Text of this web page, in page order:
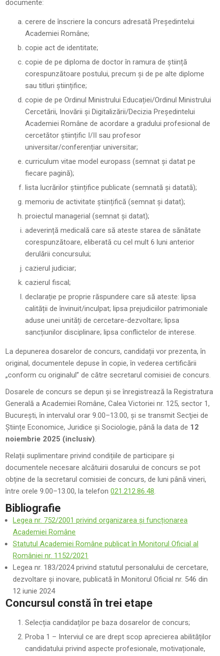
documente:
cerere de înscriere la concurs adresată Președintelui
Academiei Române;
copie act de identitate;
copie de pe diploma de doctor în ramura de știință
corespunzătoare postului, precum și de pe alte diplome
sau titluri științifice;
copie de pe Ordinul Ministrului Educației/Ordinul Ministrului
Cercetării, Inovării și Digitalizării/Decizia Președintelui
Academiei Române de acordare a gradului profesional de
cercetător științific I/II sau profesor
universitar/conferențiar universitar;
curriculum vitae model europass (semnat și datat pe
fiecare pagină);
lista lucrărilor științifice publicate (semnată și datată);
memoriu de activitate științifică (semnat și datat);
proiectul managerial (semnat și datat);
adeverință medicală care să ateste starea de sănătate
corespunzătoare, eliberată cu cel mult 6 luni anterior
derulării concursului;
cazierul judiciar;
cazierul fiscal;
declarație pe proprie răspundere care să ateste: lipsa
calității de învinuit/inculpat; lipsa prejudiciilor patrimoniale
aduse unei unități de cercetare-dezvoltare; lipsa
sancțiunilor disciplinare; lipsa conflictelor de interese.
La depunerea dosarelor de concurs, candidații vor prezenta, în
original, documentele depuse în copie, în vederea certificării
„conform cu originalul” de către secretarul comisiei de concurs.
Dosarele de concurs se depun și se înregistrează la Registratura
Generală a Academiei Române, Calea Victoriei nr. 125, sector 1,
București, în intervalul orar 9.00–13.00, și se transmit Secţiei de
Științe Economice, Juridice și Sociologie, până la data de 12
noiembrie 2025 (inclusiv).
Relații suplimentare privind condițiile de participare și
documentele necesare alcătuirii dosarului de concurs se pot
obține de la secretarul comisiei de concurs, de luni până vineri,
între orele 9.00–13.00, la telefon021.212.86.48.
Bibliografie
Legea nr. 752/2001 privind organizarea și funcționarea
Academiei Române
Statutul Academiei Române publicat în Monitorul Oficial al
României nr. 1152/2021
Legea nr. 183/2024 privind statutul personalului de cercetare,
dezvoltare şi inovare, publicată în Monitorul Oficial nr. 546 din
12 iunie 2024
Concursul constă în trei etape
Selecția candidaților pe baza dosarelor de concurs;
Proba 1 – Interviul ce are drept scop aprecierea abilităților
candidatului privind aspecte profesionale, motivaționale,